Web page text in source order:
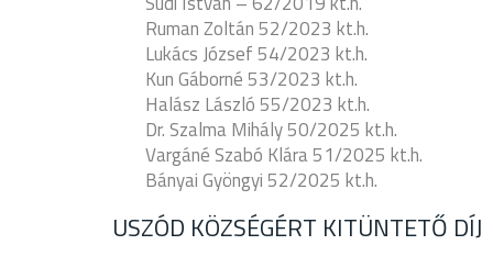
Ruman Zoltán 52/2023 kt.h.
Lukács József 54/2023 kt.h.
Kun Gáborné 53/2023 kt.h.
Halász László 55/2023 kt.h.
Dr. Szalma Mihály 50/2025 kt.h.
Vargáné Szabó Klára 51/2025 kt.h.
Bányai Gyöngyi 52/2025 kt.h.
USZÓD KÖZSÉGÉRT KITÜNTETŐ DÍJ